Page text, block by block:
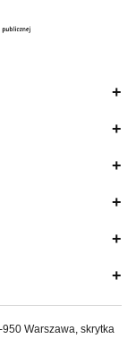
Warszawa, skrytka